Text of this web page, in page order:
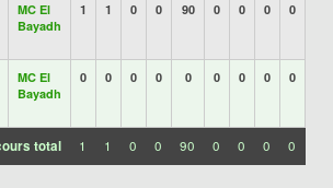
MC El
Bayadh
1 1 0 0 90 0 0 0 0
MC El
Bayadh
0 0 0 0 0 0 0 0 0
total 1 1 0 0 90 0 0 0 0